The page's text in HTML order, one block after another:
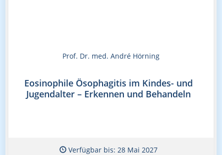
Prof. Dr. med. André Hörning
Eosinophile Ösophagitis im Kindes- und
Jugendalter – Erkennen und Behandeln
Verfügbar bis: 28 Mai 2027